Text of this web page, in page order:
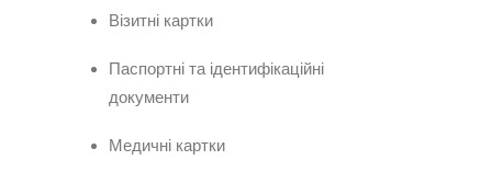
Візитні картки
Паспортні та ідентифікаційні
документи
Медичні картки